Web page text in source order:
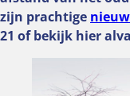
zijn prachtige
21 of bekijk hier